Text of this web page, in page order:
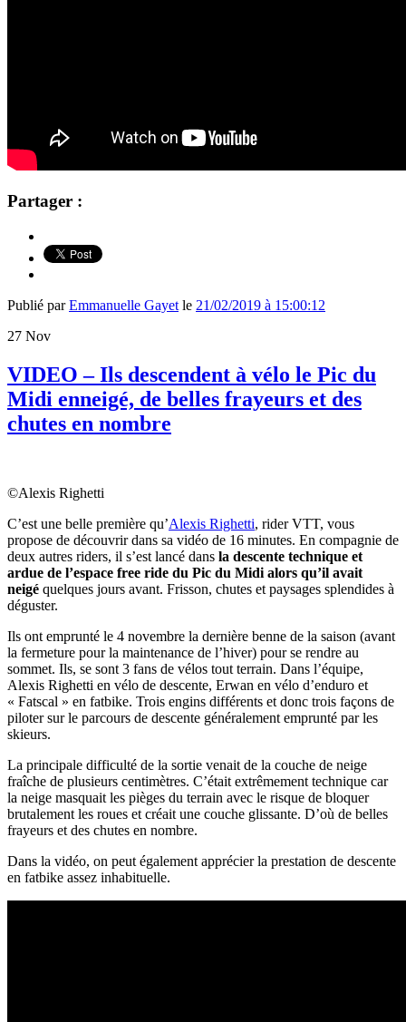
Partager :
Publié parEmmanuelle Gayet le 21/02/2019 à 15:00:12
27 Nov
VIDEO – Ils descendent à vélo le Pic du
Midi enneigé, de belles frayeurs et des
chutes en nombre
©Alexis Righetti
C’est une belle première qu’Alexis Righetti, rider VTT, vous
propose de découvrir dans sa vidéo de 16 minutes. En compagnie de
deux autres riders, il s’est lancé dans la descente technique et
ardue de l’espace free ride du Pic du Midi alors qu’il avait
neigé quelques jours avant. Frisson, chutes et paysages splendides à
déguster.
Ils ont emprunté le 4 novembre la dernière benne de la saison (avant
la fermeture pour la maintenance de l’hiver) pour se rendre au
sommet. Ils, se sont 3 fans de vélos tout terrain. Dans l’équipe,
Alexis Righetti en vélo de descente, Erwan en vélo d’enduro et
« Fatscal » en fatbike. Trois engins différents et donc trois façons de
piloter sur le parcours de descente généralement emprunté par les
skieurs.
La principale difficulté de la sortie venait de la couche de neige
fraîche de plusieurs centimètres. C’était extrêmement technique car
la neige masquait les pièges du terrain avec le risque de bloquer
brutalement les roues et créait une couche glissante. D’où de belles
frayeurs et des chutes en nombre.
Dans la vidéo, on peut également apprécier la prestation de descente
en fatbike assez inhabituelle.